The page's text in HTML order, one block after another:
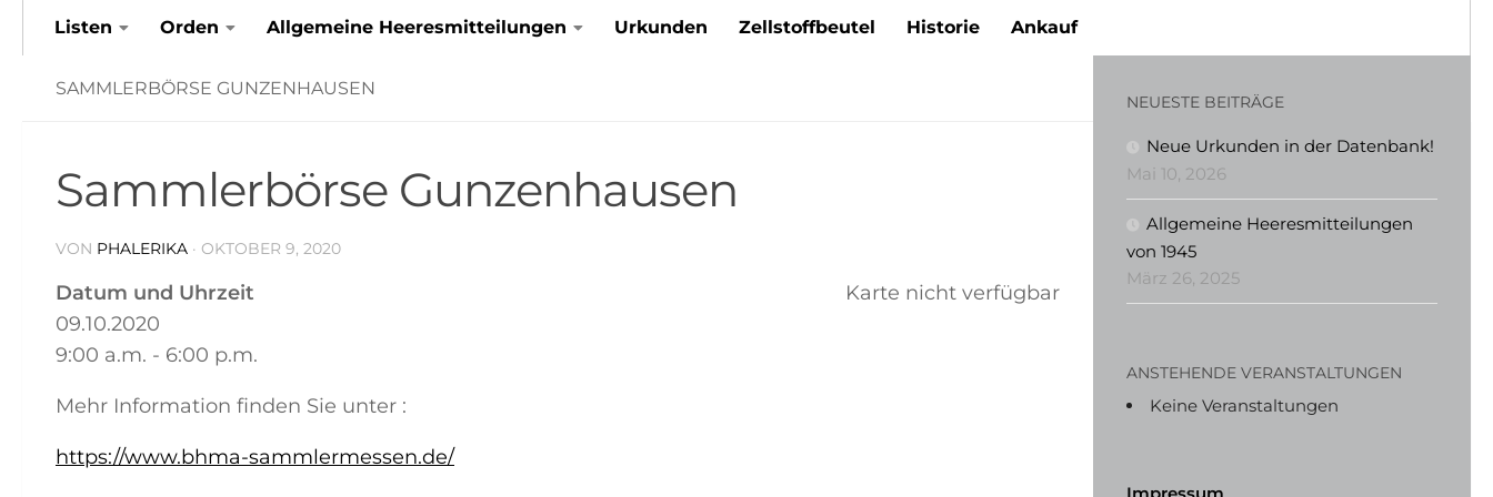
Zum Inhalt springen
Listen Orden Allgemeine Heeresmitteilungen Urkunden Zellstoffbeutel Historie Ankauf
SAMMLERBÖRSE GUNZENHAUSEN
Sammlerbörse Gunzenhausen
VON PHALERIKA · OKTOBER 9, 2020
Karte nicht verfügbar
Datum und Uhrzeit
09.10.2020
9:00 a.m. - 6:00 p.m.
Mehr Information finden Sie unter :
https://www.bhma-sammlermessen.de/
NEUESTE BEITRÄGE
Neue Urkunden in der Datenbank!
Mai 10, 2026
Allgemeine Heeresmitteilungen
von 1945
März 26, 2025
ANSTEHENDE VERANSTALTUNGEN
Keine Veranstaltungen